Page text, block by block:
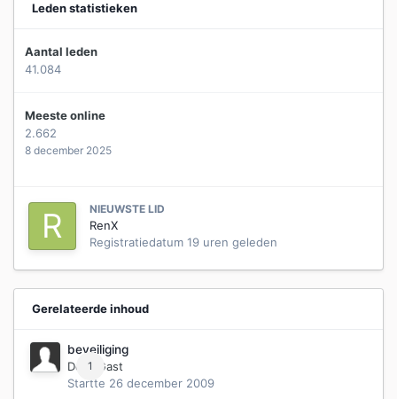
Leden statistieken
Aantal leden
41.084
Meeste online
2.662
8 december 2025
NIEUWSTE LID
RenX
Registratiedatum 19 uren geleden
Gerelateerde inhoud
1
beveiliging
Door Gast
Startte 26 december 2009